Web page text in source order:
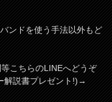
ンドを使う手法以外もど
こちらのLINEへどうぞ
解説書プレゼント!)→